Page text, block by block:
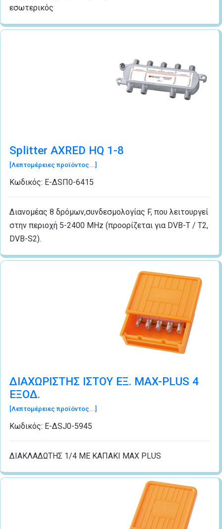
εσωτερικός
Splitter ΑΧRED HQ 1-8
[Λεπτομέρειες προϊόντος...]
Κωδικός: Ε-ΔSΠ0-6415
Διανομέας 8 δρόμων,συνδεσμολογίας F, που λειτουργεί
στην περιοχή 5-2400 MHz (προορίζεται για DVB-T / T2,
DVB-S2).
ΔΙΑΧΩΡΙΣΤΗΣ ΙΣΤΟΥ ΕΞ. MAX-PLUS 4
ΕΞΟΔ.
[Λεπτομέρειες προϊόντος...]
Κωδικός: Ε-ΔSJ0-5945
ΔΙΑΚΛΑΔΩΤΗΣ 1/4 ME KAΠΑΚΙ MAX PLUS